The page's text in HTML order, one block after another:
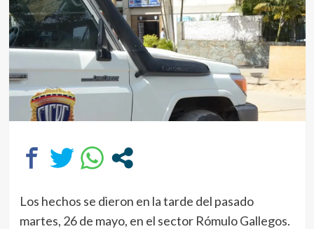
Los hechos se dieron en la tarde del pasado
martes, 26 de mayo, en el sector Rómulo Gallegos.